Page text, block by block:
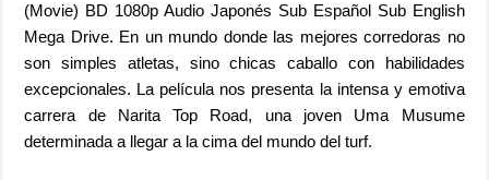
(Movie) BD 1080p Audio Japonés Sub Español Sub English
Mega Drive. En un mundo donde las mejores corredoras no
son simples atletas, sino chicas caballo con habilidades
excepcionales. La película nos presenta la intensa y emotiva
carrera de Narita Top Road, una joven Uma Musume
determinada a llegar a la cima del mundo del turf.